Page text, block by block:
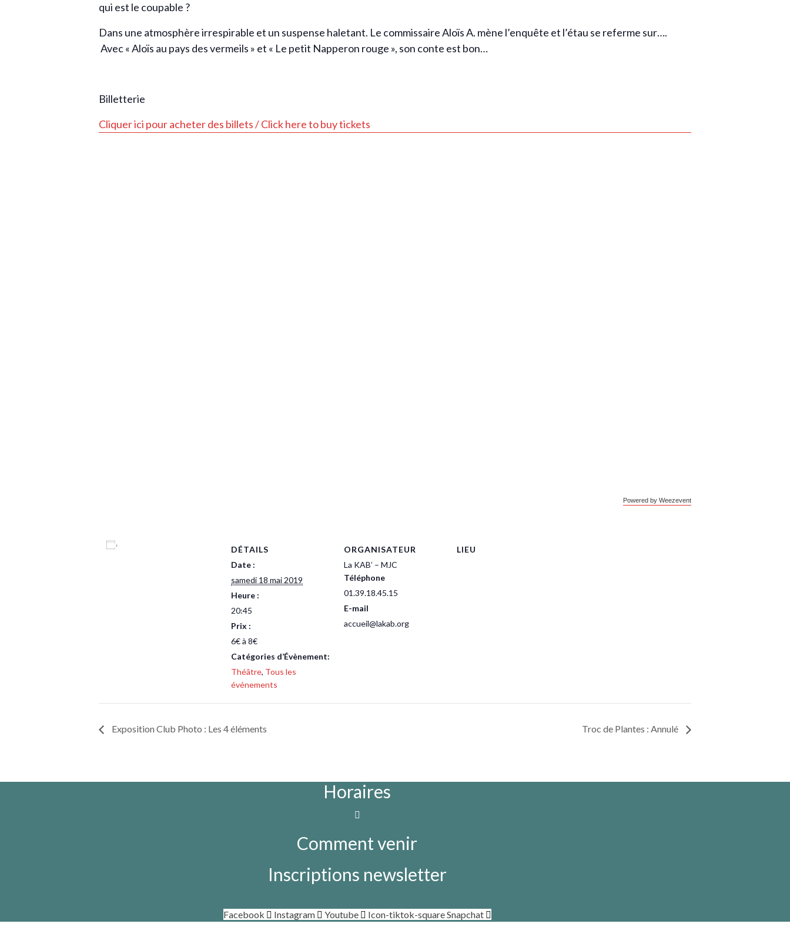
qui est le coupable ?
Dans une atmosphère irrespirable et un suspense haletant. Le commissaireAloïsA. mène l’enquête et l’étau se referme sur….
Avec «Aloïs au pays des vermeils » et « Le petit Napperon rouge », son conte est bon…
Billetterie
Cliquer ici pour acheter des billets / Click here to buy tickets
Powered by Weezevent
DÉTAILS
Date :
samedi 18 mai 2019
Heure :
20:45
Prix :
6€ à 8€
Catégories d’Évènement:
Théâtre, Tous les
événements
ORGANISATEUR
La KAB’ – MJC
Téléphone
01.39.18.45.15
E-mail
accueil@lakab.org
LIEU
Exposition Club Photo : Les 4 éléments Troc de Plantes : Annulé
Horaires
Comment venir
Inscriptions newsletter
Facebook Instagram Youtube Icon-tiktok-squareSnapchat